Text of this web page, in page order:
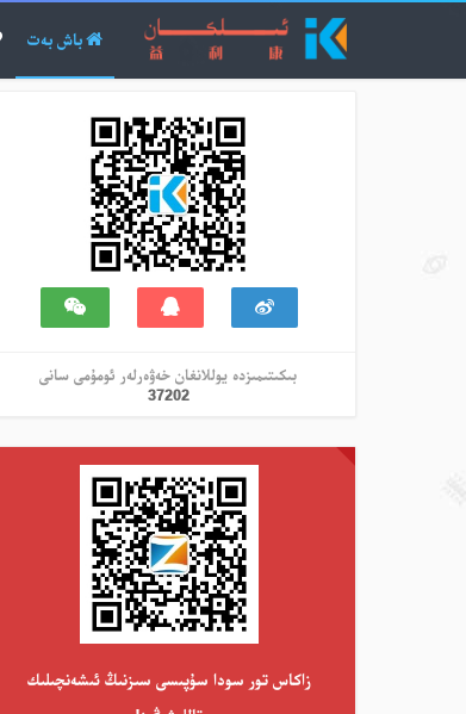
باش بەت
بىكىتىمىزدە يوللانغان خەۋەرلەر ئومۇمى سانى
37202
زاكاس تور سودا سۇپىسى سىزنىڭ ئىشەنچىلىك